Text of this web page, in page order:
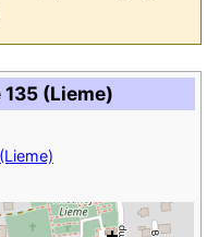
(Lieme)